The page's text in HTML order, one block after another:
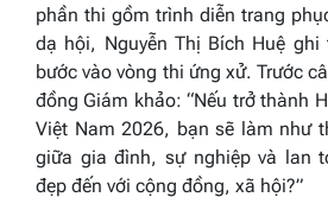
phần thi gồm trình diễn trang
dạ hội, Nguyễn Thị Bích Huệ ghi
bước vào vòng thi ứng xử. Trước
đồng Giám khảo:“Nếu trở thành
Việt Nam 2026, bạn sẽ làm như
giữa gia đình, sự nghiệp và lan
đẹp đến với cộng đồng, xã hội?”